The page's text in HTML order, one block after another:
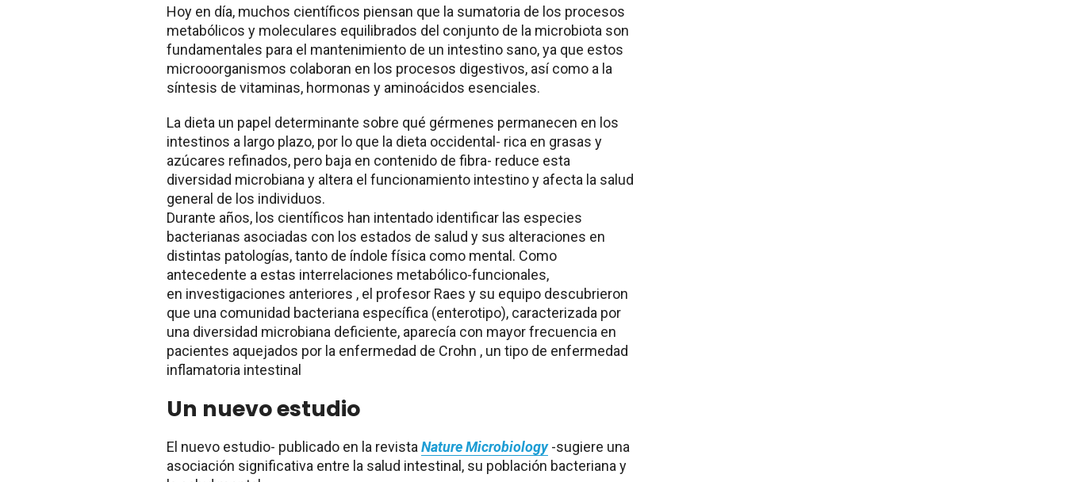
Hoy en día, muchos científicos piensan que la sumatoria de los procesos
metabólicos y moleculares equilibrados del conjunto de la microbiota son
fundamentales para el mantenimiento de un intestino sano, ya que estos
microoorganismos colaboran en los procesos digestivos, así como a la
síntesis de vitaminas, hormonas y aminoácidos esenciales.
La dieta un papel determinante sobre qué gérmenes permanecen en los
intestinos a largo plazo, por lo que la dieta occidental- rica en grasas y
azúcares refinados, pero baja en contenido de fibra- reduce esta
diversidad microbiana y altera el funcionamiento intestino y afecta la salud
general de los individuos.
Durante años, los científicos han intentado identificar las especies
bacterianas asociadas con los estados de salud y sus alteraciones en
distintas patologías, tanto de índole física como mental. Como
antecedente a estas interrelaciones metabólico-funcionales,
en investigaciones anteriores , el profesor Raes y su equipo descubrieron
que una comunidad bacteriana específica (enterotipo), caracterizada por
una diversidad microbiana deficiente, aparecía con mayor frecuencia en
pacientes aquejados por la enfermedad de Crohn , un tipo de enfermedad
inflamatoria intestinal
Un nuevo estudio
El nuevo estudio- publicado en la revista Nature Microbiology-sugiere una
asociación significativa entre la salud intestinal, su población bacteriana y